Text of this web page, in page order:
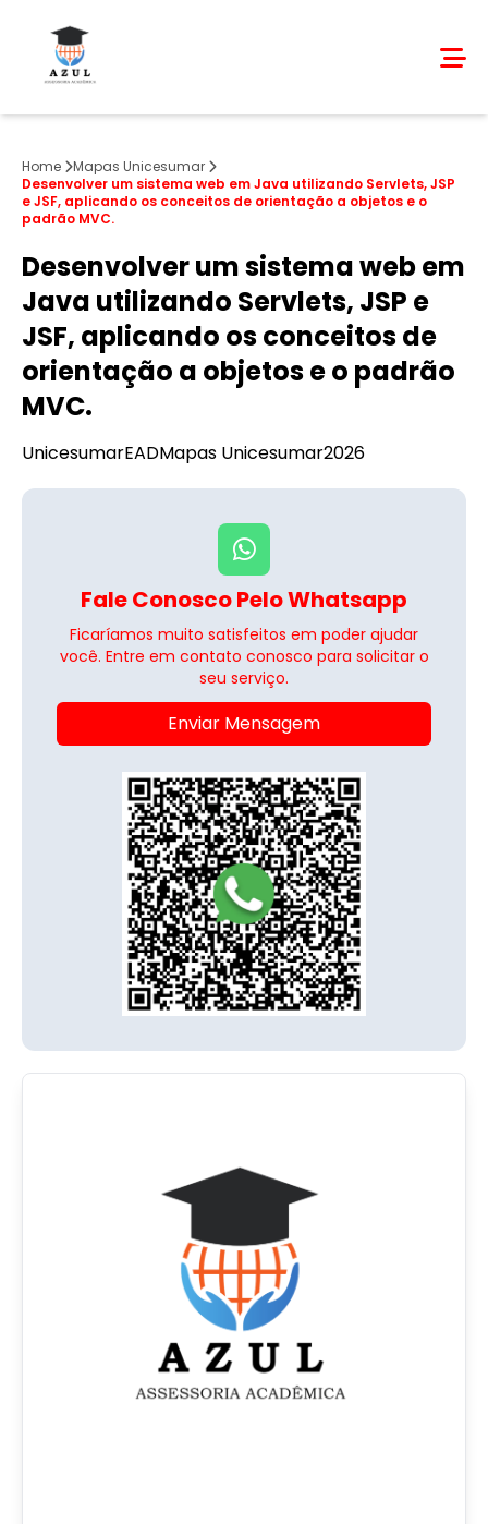
Home
Mapas Unicesumar
Desenvolver um sistema web em Java utilizando Servlets, JSP
e JSF, aplicando os conceitos de orientação a objetos e o
padrão MVC.
Desenvolver um sistema web em
Java utilizando Servlets, JSP e
JSF, aplicando os conceitos de
orientação a objetos e o padrão
MVC.
UnicesumarEADMapas Unicesumar2026
Fale Conosco Pelo Whatsapp
Ficaríamos muito satisfeitos em poder ajudar
você. Entre em contato conosco para solicitar o
seu serviço.
Enviar Mensagem